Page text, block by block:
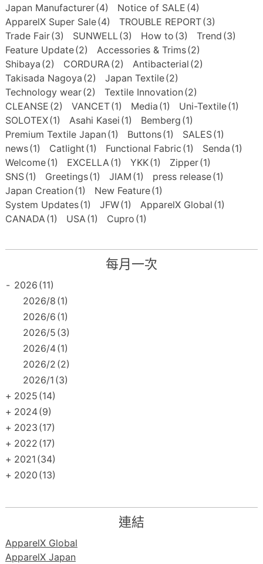
Japan Manufacturer(4) Notice of SALE (4)
ApparelX Super Sale(4) TROUBLE REPORT(3)
Trade Fair(3) SUNWELL (3) How to (3) Trend (3)
Feature Update(2) Accessories & Trims(2)
Shibaya (2) CORDURA (2) Antibacterial (2)
Takisada Nagoya (2) Japan Textile(2)
Technology wear(2) Textile Innovation (2)
CLEANSE (2) VANCET(1) Media (1) Uni-Textile(1)
SOLOTEX(1) Asahi Kasei (1) Bemberg (1)
Premium Textile Japan (1) Buttons(1) SALES(1)
news(1) Catlight (1) Functional Fabric (1) Senda (1)
Welcome(1) EXCELLA (1) YKK(1) Zipper(1)
SNS(1) Greetings(1) JIAM (1) press release(1)
Japan Creation (1) New Feature(1)
System Updates(1) JFW(1) ApparelX Global (1)
CANADA (1) USA (1) Cupro (1)
每月一次
- 2026 (11)
2026/8 (1)
2026/6 (1)
2026/5 (3)
2026/4(1)
2026/2 (2)
2026/1 (3)
+ 2025 (14)
+ 2024(9)
+ 2023 (17)
+ 2022 (17)
+ 2021 (34)
+ 2020 (13)
連結
ApparelX Global
ApparelX Japan